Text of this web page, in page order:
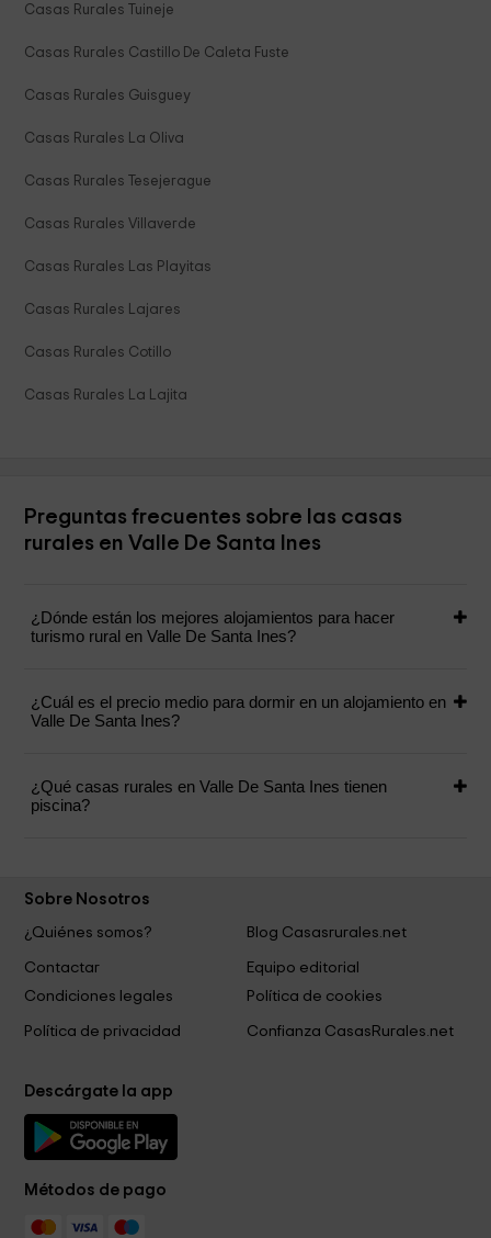
Casas Rurales Tuineje
Casas Rurales Castillo De Caleta Fuste
Casas Rurales Guisguey
Casas Rurales La Oliva
Casas Rurales Tesejerague
Casas Rurales Villaverde
Casas Rurales Las Playitas
Casas Rurales Lajares
Casas Rurales Cotillo
Casas Rurales La Lajita
Preguntas frecuentes sobre las casas
rurales en Valle De Santa Ines
¿Dónde están los mejores alojamientos para hacer
turismo rural en Valle De Santa Ines?
¿Cuál es el precio medio para dormir en un alojamiento en
Valle De Santa Ines?
¿Qué casas rurales en Valle De Santa Ines tienen
piscina?
Sobre Nosotros
¿Quiénes somos?
Blog Casasrurales.net
Contactar
Equipo editorial
Condiciones legales
Política de cookies
Política de privacidad Confianza CasasRurales.net
Descárgate la app
Métodos de pago